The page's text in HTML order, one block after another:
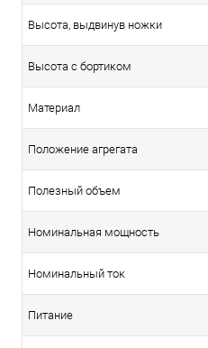
Высота, выдвинув ножки
Высота с бортиком
Материал
Положение агрегата
Полезный объем
Номинальная мощность
Номинальный ток
Питание